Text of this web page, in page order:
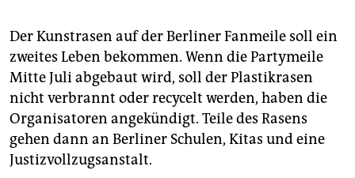
Der Kunstrasen auf der Berliner Fanmeile soll ein
zweites Leben bekommen. Wenn die Partymeile
Mitte Juli abgebaut wird, soll der Plastikrasen
nicht verbrannt oder recycelt werden, haben die
Organisatoren angekündigt. Teile des Rasens
gehen dann an Berliner Schulen, Kitas und eine
Justizvollzugsanstalt.